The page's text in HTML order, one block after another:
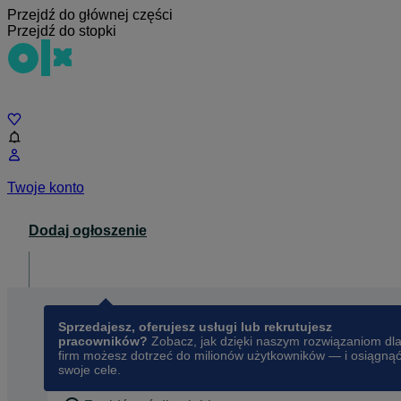
Przejdź do głównej części
Przejdź do stopki
Twoje konto
Dodaj ogłoszenie
Sprzedajesz, oferujesz usługi lub rekrutujesz
pracowników? Zobacz, jak dzięki naszym rozwiązaniom dla
firm możesz dotrzeć do milionów użytkowników — i osiągnąć
swoje cele.